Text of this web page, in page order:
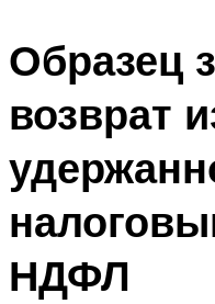
Образец
возврат
НДФЛ